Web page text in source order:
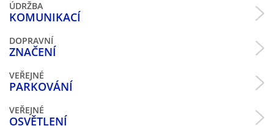
ÚDRŽBA
KOMUNIKACÍ
DOPRAVNÍ
ZNAČENÍ
VEŘEJNÉ
PARKOVÁNÍ
VEŘEJNÉ
OSVĚTLENÍ